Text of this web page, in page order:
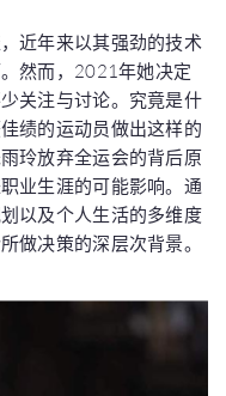
近年来以其强劲的技术
然而，2021年她决定
关注与讨论。究竟是什
绩的运动员做出这样的
玲放弃全运会的背后原
业生涯的可能影响。通
以及个人生活的多维度
做决策的深层次背景。